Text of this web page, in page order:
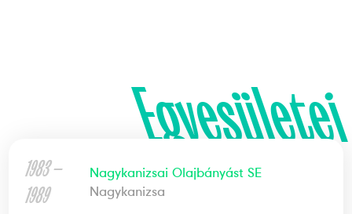
Egyesületei
1983 —
1989
Nagykanizsai Olajbányást SE
Nagykanizsa